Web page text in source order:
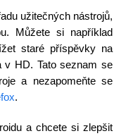
užitečných nástrojů,
Můžete si například
staré příspěvky na
v HD. Tato seznam se
a nezapomeňte se
.
a chcete si zlepšit